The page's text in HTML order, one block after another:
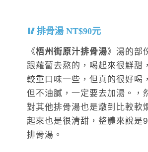
排骨湯 NT$90元
《梧州街原汁排骨湯》湯的部
跟蘿蔔去熬的，喝起來很鮮甜
較重口味一些，但真的很好喝
但不油膩，一定要去加湯。，
對其他排骨湯也是燉到比較軟
起來也是很清甜，整體來說是
排骨湯。